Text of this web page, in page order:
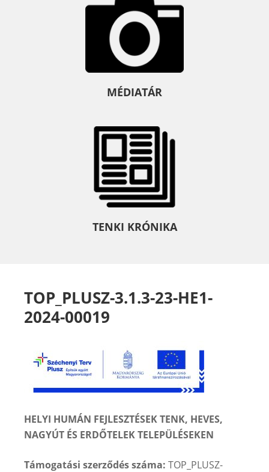
MÉDIATÁR
TENKI KRÓNIKA
TOP_PLUSZ-3.1.3-23-HE1-
2024-00019
HELYI HUMÁN FEJLESZTÉSEK TENK, HEVES,
NAGYÚT ÉS ERDŐTELEK TELEPÜLÉSEKEN
Támogatási szerződés száma: TOP_PLUSZ-